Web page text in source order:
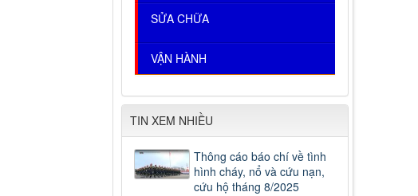
SỬA CHỮA
VẬN HÀNH
TIN XEM NHIỀU
Thông cáo báo chí về tình
hình cháy, nổ và cứu nạn,
cứu hộ tháng 8/2025